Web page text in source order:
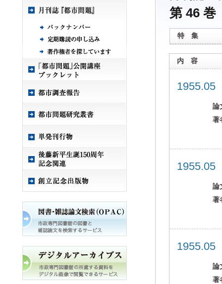
第 46
特 集
内 容
論
著
論
著
論
著